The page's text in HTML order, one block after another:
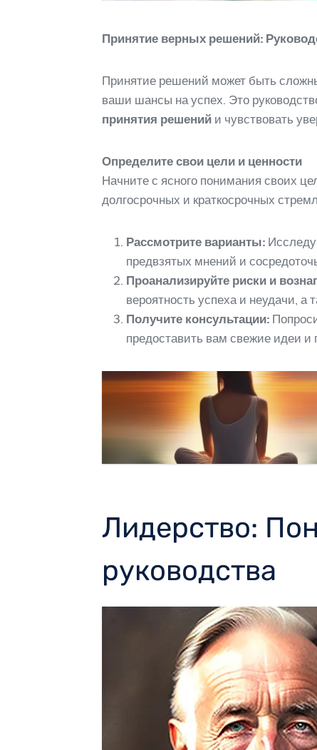
Принятие верных решений:
Принятие решений может быть
ваши шансы на успех. Это
принятия решений и чувствовать
Определите свои цели и ценности
Начните с ясного понимания своих
долгосрочных и краткосрочных
Рассмотрите варианты:
предвзятых мнений и
Проанализируйте риски и
вероятность успеха и неудачи, а
Получите консультации:
предоставить вам свежие идеи
Лидерство:
руководства